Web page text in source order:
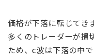
価格が下落に転じてき
多くのトレーダーが損
ため、c波は下落の中